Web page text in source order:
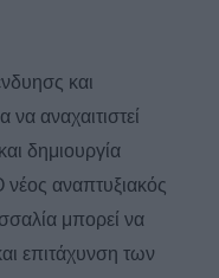
και
αναχαιτιστεί
δημιουργία
νέος αναπτυξιακός
μπορεί να
επιτάχυνση των